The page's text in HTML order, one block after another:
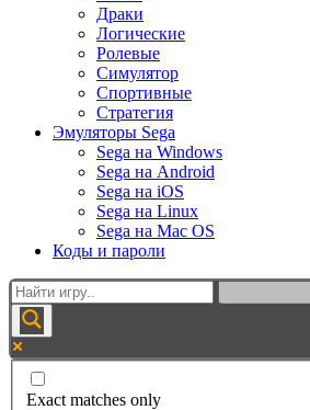
Драки
Логические
Ролевые
Симулятор
Спортивные
Стратегия
Эмуляторы Sega
Sega на Windows
Sega на Android
Sega на iOS
Sega на Linux
Sega на Mac OS
Коды и пароли
Exact matches only